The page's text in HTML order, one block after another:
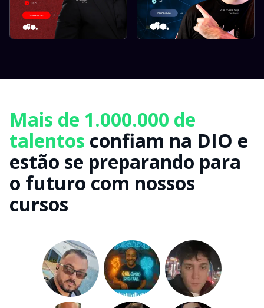
Mais de 1.000.000 de
talentos confiam na DIO e
estão se preparando para
o futuro com nossos
cursos